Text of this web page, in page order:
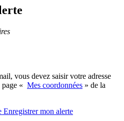
vous devez saisir votre adresse
« Mes coordonnées » de la
Enregistrermon alerte